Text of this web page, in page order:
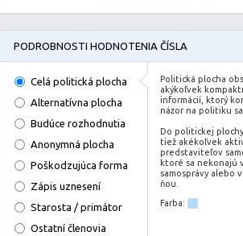
PODROBNOSTI HODNOTENIA ČÍSLA
Celá politická plocha
Alternatívna plocha
Budúce rozhodnutia
Anonymná plocha
Poškodzujúca forma
Zápis uznesení
Starosta / primátor
Ostatní členovia
Politická plocha
akýkoľvek
informácií, ktorý
názor na politiku
Do politickej
tiež akékoľvek
predstaviteľov
ktoré sa nekonajú
samosprávy alebo
ňou.
Farba: